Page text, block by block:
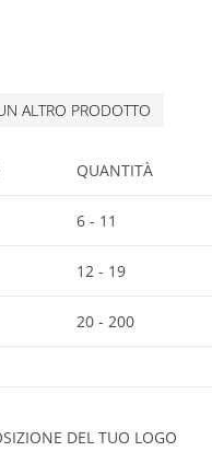
ALTRO PRODOTTO
QUANTITÀ
6 - 11
12 - 19
20 - 200
DEL TUO LOGO